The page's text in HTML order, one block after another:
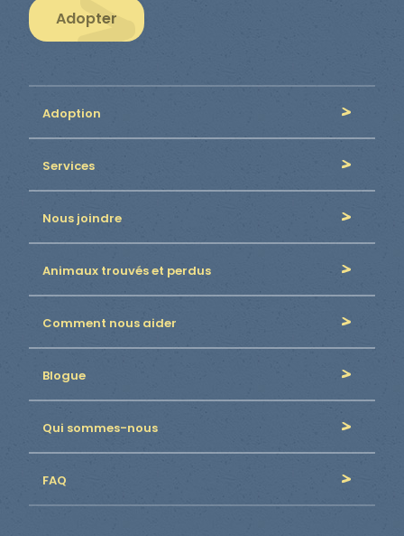
Adopter
Adoption
Services
Nous joindre
Animaux trouvés et perdus
Comment nous aider
Blogue
Qui sommes-nous
FAQ